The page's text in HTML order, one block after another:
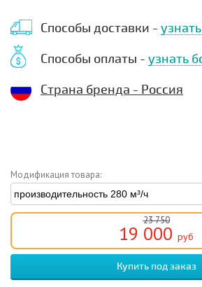
Способы доставки -
Способы оплаты - узнать
Страна бренда - Россия
Модификация товара:
23 750
19 000 руб